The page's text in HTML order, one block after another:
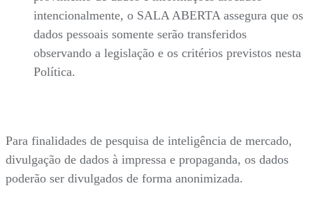
intencionalmente, o SALA ABERTA assegura que os
dados pessoais somente serão transferidos
observando a legislação e os critérios previstos nesta
Política.
Para finalidades de pesquisa de inteligência de mercado,
divulgação de dados à impressa e propaganda, os dados
poderão ser divulgados de forma anonimizada.